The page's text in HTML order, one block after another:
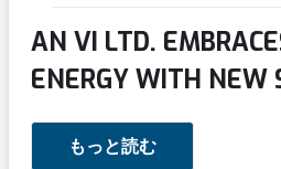
AN VI LTD.
ENERGY WITH NEW
PROJECT IN AN
もっと読む